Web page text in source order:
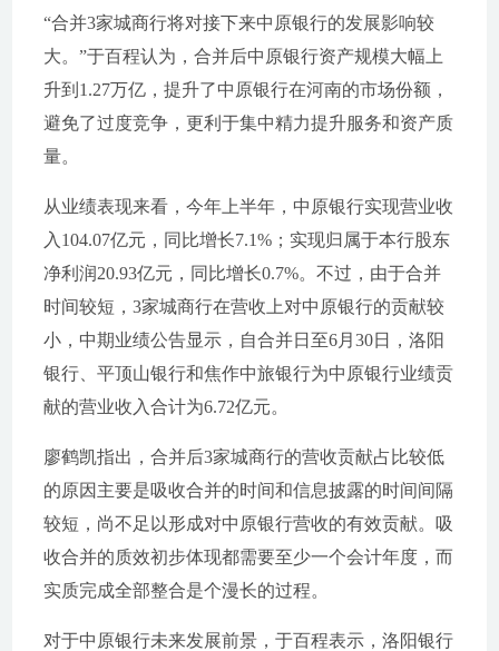
“合并3家城商行将对接下来中原银行的发展影响较
大。”于百程认为，合并后中原银行资产规模大幅上
升到1.27万亿，提升了中原银行在河南的市场份额，
避免了过度竞争，更利于集中精力提升服务和资产质
量。
从业绩表现来看，今年上半年，中原银行实现营业收
入104.07亿元，同比增长7.1%；实现归属于本行股东
净利润20.93亿元，同比增长0.7%。不过，由于合并
时间较短，3家城商行在营收上对中原银行的贡献较
小，中期业绩公告显示，自合并日至6月30日，洛阳
银行、平顶山银行和焦作中旅银行为中原银行业绩贡
献的营业收入合计为6.72亿元。
廖鹤凯指出，合并后3家城商行的营收贡献占比较低
的原因主要是吸收合并的时间和信息披露的时间间隔
较短，尚不足以形成对中原银行营收的有效贡献。吸
收合并的质效初步体现都需要至少一个会计年度，而
实质完成全部整合是个漫长的过程。
对于中原银行未来发展前景，于百程表示，洛阳银行